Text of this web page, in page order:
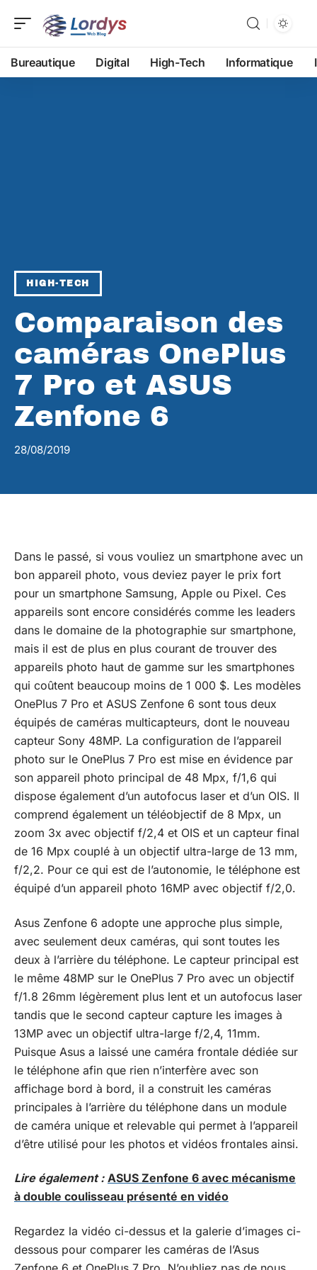
Bureautique Digital High-Tech Informatique
HIGH-TECH
Comparaison des
caméras OnePlus
7 Pro et ASUS
Zenfone 6
28/08/2019
Dans le passé, si vous vouliez un smartphone avec un
bon appareil photo, vous deviez payer le prix fort
pour un smartphone Samsung, Apple ou Pixel. Ces
appareils sont encore considérés comme les leaders
dans le domaine de la photographie sur smartphone,
mais il est de plus en plus courant de trouver des
appareils photo haut de gamme sur les smartphones
qui coûtent beaucoup moins de 1 000 $. Les modèles
OnePlus 7 Pro et ASUS Zenfone 6 sont tous deux
équipés de caméras multicapteurs, dont le nouveau
capteur Sony 48MP. La configuration de l’appareil
photo sur le OnePlus 7 Pro est mise en évidence par
son appareil photo principal de 48 Mpx, f/1,6 qui
dispose également d’un autofocus laser et d’un OIS. Il
comprend également un téléobjectif de 8 Mpx, un
zoom 3x avec objectif f/2,4 et OIS et un capteur final
de 16 Mpx couplé à un objectif ultra-large de 13 mm,
f/2,2. Pour ce qui est de l’autonomie, le téléphone est
équipé d’un appareil photo 16MP avec objectif f/2,0.
Asus Zenfone 6 adopte une approche plus simple,
avec seulement deux caméras, qui sont toutes les
deux à l’arrière du téléphone. Le capteur principal est
le même 48MP sur le OnePlus 7 Pro avec un objectif
f/1.8 26mm légèrement plus lent et un autofocus laser
tandis que le second capteur capture les images à
13MP avec un objectif ultra-large f/2,4, 11mm.
Puisque Asus a laissé une caméra frontale dédiée sur
le téléphone afin que rien n’interfère avec son
affichage bord à bord, il a construit les caméras
principales à l’arrière du téléphone dans un module
de caméra unique et relevable qui permet à l’appareil
d’être utilisé pour les photos et vidéos frontales ainsi.
Lire également : ASUS Zenfone 6 avec mécanisme
à double coulisseau présenté en vidéo
Regardez la vidéo ci-dessus et la galerie d’images ci-
dessous pour comparer les caméras de l’Asus